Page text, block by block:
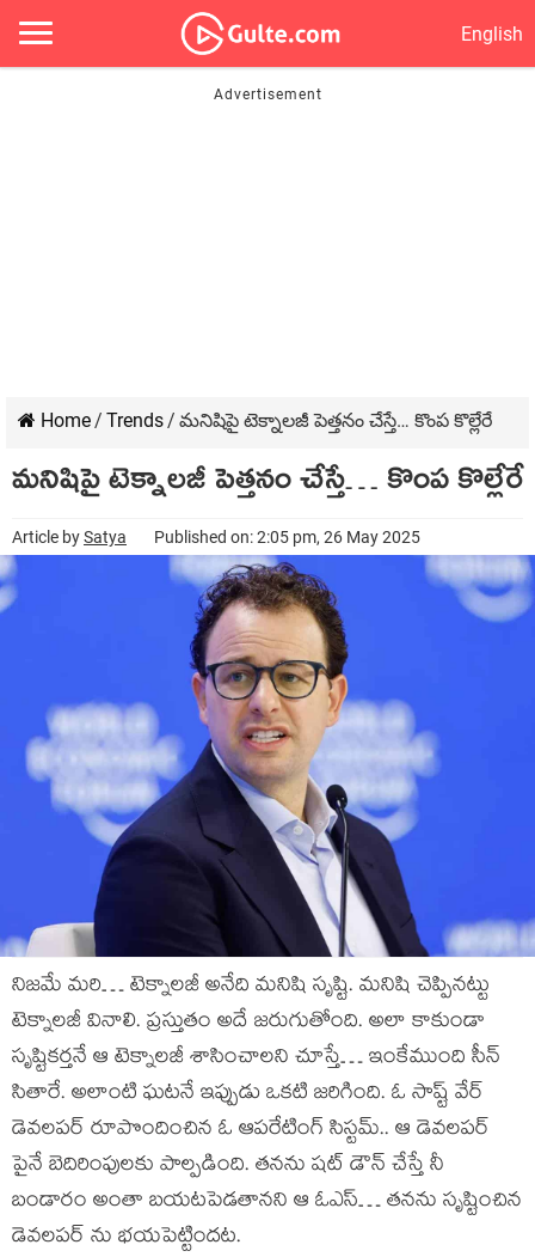
English
Home/ Trends/ మనిషిపై టెక్నాలజీ పెత్తనం చేస్తే… కొంప కొల్లేరే
మనిషిపై టెక్నాలజీ పెత్తనం చేస్తే… కొంప కొల్లేరే
Article bySatya Published on: 2:05 pm, 26 May 2025
నిజమే మరి… టెక్నాలజీ అనేది మనిషి సృష్టి. మనిషి చెప్పినట్టు
టెక్నాలజీ వినాలి. ప్రస్తుతం అదే జరుగుతోంది. అలా కాకుండా
సృష్టికర్తనే ఆ టెక్నాలజీ శాసించాలని చూస్తే… ఇంకేముంది సీన్
సితారే. అలాంటి ఘటనే ఇప్పుడు ఒకటి జరిగింది. ఓ సాష్ట్ వేర్
డెవలపర్ రూపొందించిన ఓ ఆపరేటింగ్ సిస్టమ్.. ఆ డెవలపర్
పైనే బెదిరింపులకు పాల్పడింది. తనను షట్ డౌన్ చేస్తే నీ
బండారం అంతా బయటపెడతానని ఆ ఓఎస్… తనను సృష్టించిన
డెవలపర్ ను భయపెట్టిందట.